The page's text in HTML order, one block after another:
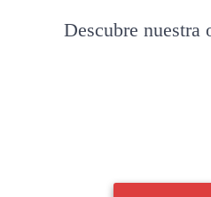
Descubre nuestra